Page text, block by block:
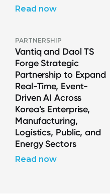
Read now
PARTNERSHIP
Vantiq and Daol TS
Forge Strategic
Partnership to Expand
Real-Time, Event-
Driven AI Across
Korea’s Enterprise,
Manufacturing,
Logistics, Public, and
Energy Sectors
Read now